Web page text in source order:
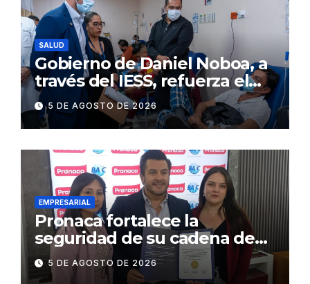
SALUD
Gobierno de Daniel Noboa, a
través del IESS, refuerza el
abastecimiento de insulina
en 86 establecimientos de
salud
5 DE AGOSTO DE 2026
EMPRESARIAL
Pronaca fortalece la
seguridad de su cadena de
suministro con certificación
BASC en dos plantas
5 DE AGOSTO DE 2026